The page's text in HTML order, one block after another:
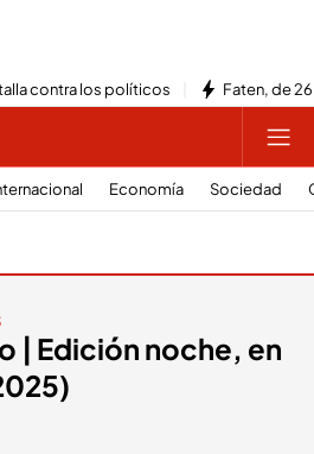
contra los políticos Faten, de
Economía Sociedad
| Edición noche, en